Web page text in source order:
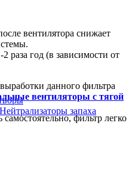
Нейтрализаторы запаха
вентилятора снижает
раза год (в зависимости от
данного фильтра
вентиляторы с тягой
фильтр легко